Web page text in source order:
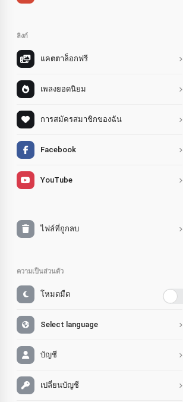
ลิงก์
แคตตาล็อกฟรี
เพลงยอดนิยม
การสมัครสมาชิกของฉัน
Facebook
YouTube
ไฟล์ที่ถูกลบ
ความเป็นส่วนตัว
โหมดมืด
Select language
บัญชี
เปลี่ยนบัญชี